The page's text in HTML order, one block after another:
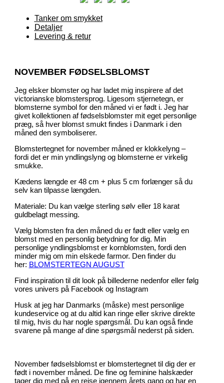
Tanker om smykket
Detaljer
Levering & retur
NOVEMBER FØDSELSBLOMST
Jeg elsker blomster og har ladet mig inspirere af det
victorianske blomstersprog. Ligesom stjernetegn, er
blomsterne symbol for den måned vi er født i. Jeg har
givet kollektionen af fødselsblomster mit eget personlige
præg, så hver blomst smukt findes i Danmark i den
måned den symboliserer.
Blomstertegnet for november måned er klokkelyng –
fordi det er min yndlingslyng og blomsterne er virkelig
smukke.
Kædens længde er 48 cm + plus 5 cm forlænger så du
selv kan tilpasse længden.
Materiale: Du kan vælge sterling sølv eller 18 karat
guldbelagt messing.
Vælg blomsten fra den måned du er født eller vælg en
blomst med en personlig betydning for dig. Min
personlige yndlingsblomst er kornblomsten, fordi den
minder mig om min elskede farmor. Den finder du
her: BLOMSTERTEGN AUGUST
Find inspiration til dit look på billederne nedenfor eller følg
vores univers på Facebook og Instagram
Husk at jeg har Danmarks (måske) mest personlige
kundeservice og at du altid kan ringe eller skrive direkte
til mig, hvis du har nogle spørgsmål. Du kan også finde
svarene på mange af dine spørgsmål nederst på siden.
November fødselsblomst er blomstertegnet til dig der er
født i november måned. De fine og feminine halskæder
tager dig med på en rejse igennem årets gang og har en